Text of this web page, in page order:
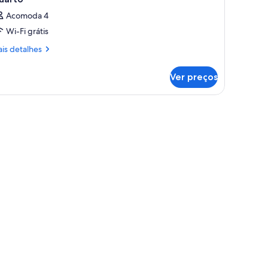
Acomoda 4
Wi-Fi grátis
detalhes
Ver preços